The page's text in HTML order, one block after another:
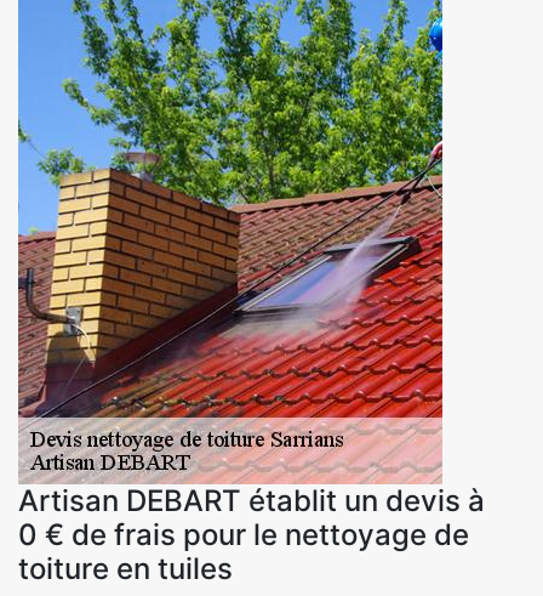
Artisan DEBART établit un devis à
0 € de frais pour le nettoyage de
toiture en tuiles